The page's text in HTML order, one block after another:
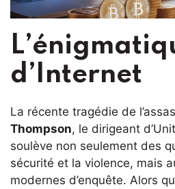
d’Internet
La récente tragédie de
Thompson, le dirigeant
soulève non seulement des
sécurité et la violence, mais
modernes d’enquête. Alors